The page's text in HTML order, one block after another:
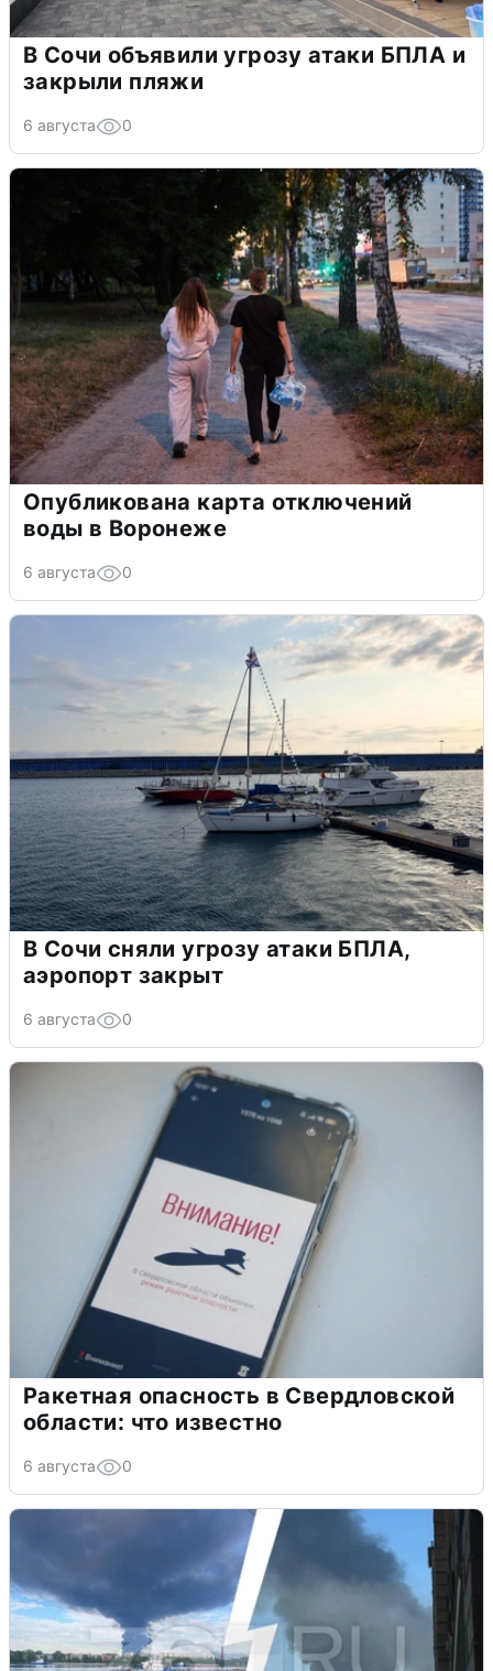
В Сочи объявили угрозу атаки БПЛА и
закрыли пляжи
6 августа 0
Опубликована карта отключений
воды в Воронеже
6 августа 0
В Сочи сняли угрозу атаки БПЛА,
аэропорт закрыт
6 августа 0
Ракетная опасность в Свердловской
области: что известно
6 августа 0